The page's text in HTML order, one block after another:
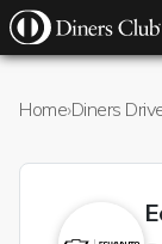
Pasar al
Home›Diners